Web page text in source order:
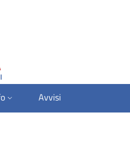
Avvisi